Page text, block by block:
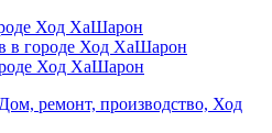
Ход ХаШарон
в городе Ход ХаШарон
Ход ХаШарон
ремонт, производство, Ход